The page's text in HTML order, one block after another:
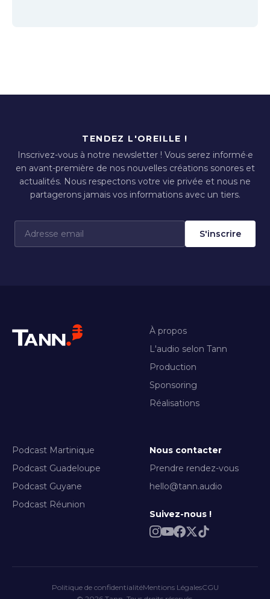
TENDEZ L'OREILLE !
Inscrivez-vous à notre newsletter ! Vous serez informé·e
en avant-première de nos nouvelles créations sonores et
actualités. Nous respectons votre vie privée et nous ne
partagerons jamais vos informations avec un tiers.
S'inscrire
À propos
L'audio selon Tann
Production
Sponsoring
Réalisations
Podcast Martinique
Podcast Guadeloupe
Podcast Guyane
Podcast Réunion
Nous contacter
Prendre rendez-vous
hello@tann.audio
Suivez-nous !
Politique de confidentialitéMentions LégalesCGU